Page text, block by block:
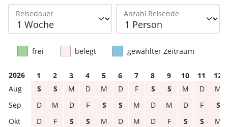
Reisedauer Anzahl Reisende
frei belegt gewählter Zeitraum
2026 1 2 3 4 5 6 7 8 9 10 11
12
S
S M D M D F S S M D
M
D
M D F S S M D M D F
S
D
F S S M D M D F S S
M